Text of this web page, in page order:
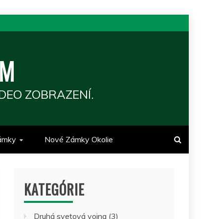
ZOBRAZENÍ.
Nové Zámky Okolie
KATEGÓRIE
Druhá svetová vojna (3)